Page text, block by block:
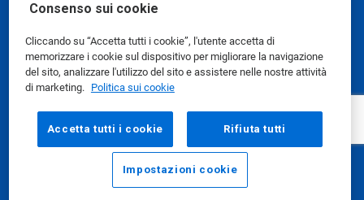
Consenso sui cookie
Cliccando su “Accetta tutti i cookie”, l'utente accetta di
memorizzare i cookie sul dispositivo per migliorare la navigazione
del sito, analizzare l'utilizzo del sito e assistere nelle nostre attività
di marketing. Politica sui cookie
Accetta tutti i cookie Rifiuta tutti
Impostazioni cookie
E-mail Chiama
Schede dati di sicurezza|Informativa sulla privacy
Condizioni d'uso